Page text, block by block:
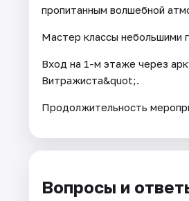
пропитанным волшебной
Мастер классы небольшими
Вход на 1-м этаже через
Витражиста&quot;.
Продолжительность
Вопросы и